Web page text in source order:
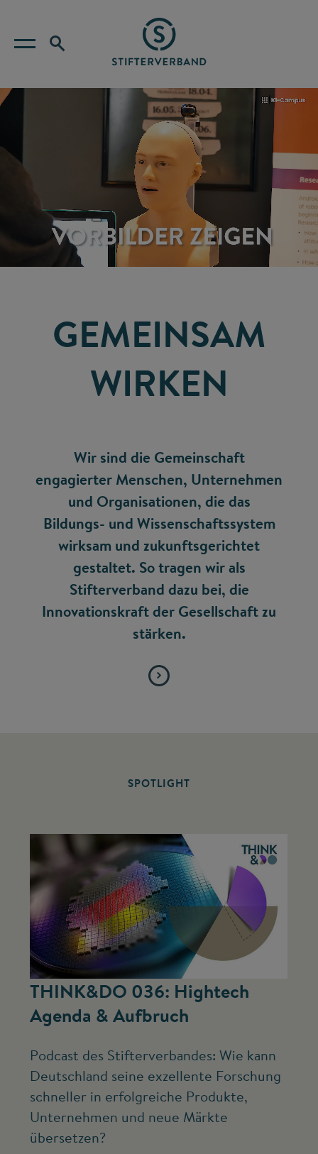
GEMEINSAM
WIRKEN
Wir sind die Gemeinschaft
engagierter Menschen, Unternehmen
und Organisationen, die das
Bildungs- und Wissenschaftssystem
wirksam und zukunftsgerichtet
gestaltet. So tragen wir als
Stifterverband dazu bei, die
Innovationskraft der Gesellschaft zu
stärken.
SPOTLIGHT
THINK&DO 036: Hightech
Agenda & Aufbruch
Podcast des Stifterverbandes: Wie kann
Deutschland seine exzellente Forschung
schneller in erfolgreiche Produkte,
Unternehmen und neue Märkte
übersetzen?